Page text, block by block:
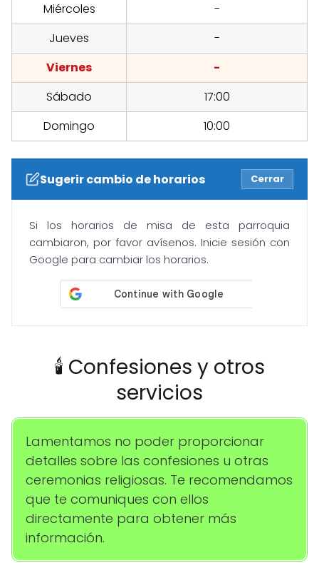
Miércoles
-
Jueves
-
Viernes
-
Sábado
17:00
Domingo
10:00
Sugerir cambio de horarios Cerrar
Si los horarios de misa de esta parroquia
cambiaron, por favor avísenos. Inicie sesión con
Google para cambiar los horarios.
🕯️ Confesiones y otros
servicios
Lamentamos no poder proporcionar
detalles sobre las confesiones u otras
ceremonias religiosas. Te recomendamos
que te comuniques con ellos
directamente para obtener más
información.